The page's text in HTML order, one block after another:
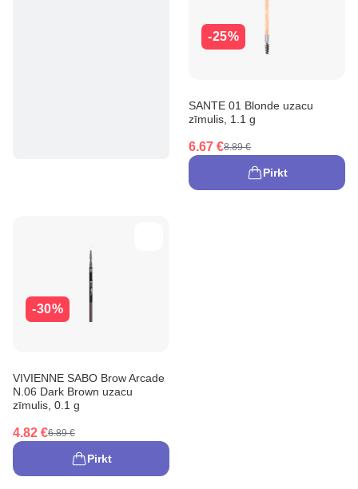
-25%
SANTE 01 Blonde uzacu
zīmulis, 1.1 g
6.67 €8.89 €
Pirkt
-30%
VIVIENNE SABO Brow Arcade
N.06 Dark Brown uzacu
zīmulis, 0.1 g
4.82 €6.89 €
Pirkt